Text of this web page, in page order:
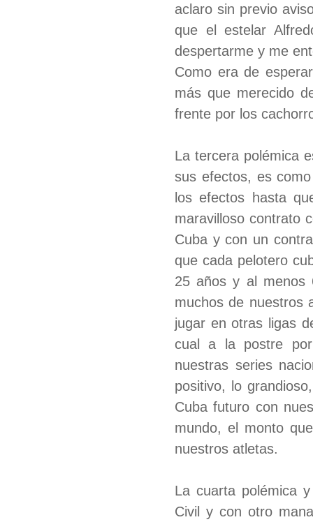
aclaro sin previo
que el estelar
despertarme y me
Como era de
más que merecido
frente por los
La tercera polémica
sus efectos, es
los efectos hasta
maravilloso contrato
Cuba y con un
que cada pelotero
25 años y al menos
muchos de nuestros
jugar en otras ligas
cual a la postre
nuestras series
positivo, lo
Cuba futuro con
mundo, el monto
nuestros atletas.
La cuarta polémica
Civil y con otro